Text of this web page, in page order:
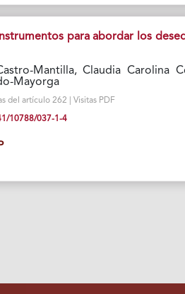
para abordar los
Mantilla, Claudia Carolina
Mayorga
del artículo 262 | Visitas PDF
10788/037-1-4